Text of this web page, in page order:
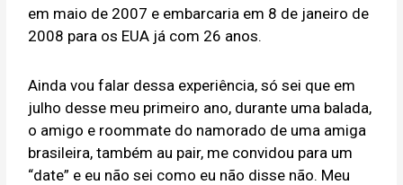
em maio de 2007 e embarcaria em 8 de janeiro de
2008 para os EUA já com 26 anos.
Ainda vou falar dessa experiência, só sei que em
julho desse meu primeiro ano, durante uma balada,
o amigo e roommate do namorado de uma amiga
brasileira, também au pair, me convidou para um
“date” e eu não sei como eu não disse não. Meu